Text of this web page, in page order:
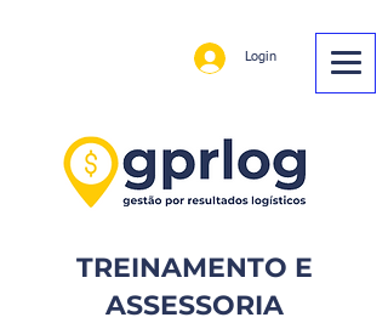
Login
TREINAMENTO E
ASSESSORIA